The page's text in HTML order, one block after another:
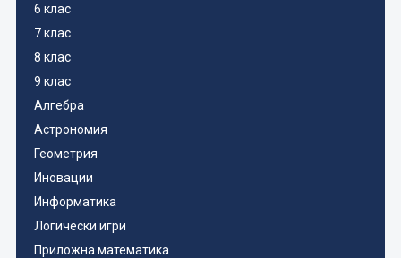
6 клас
7 клас
8 клас
9 клас
Алгебра
Астрономия
Геометрия
Иновации
Информатика
Логически игри
Приложна математика